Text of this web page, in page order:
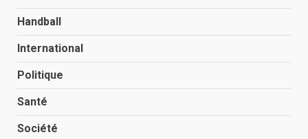
Handball
International
Politique
Santé
Société